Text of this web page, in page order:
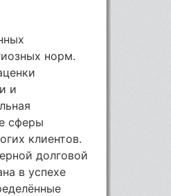
норм.
и
сферы
клиентов.
долговой
в успехе